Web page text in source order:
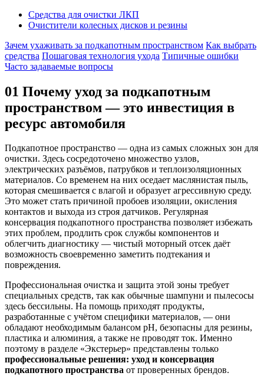
Средства для очистки ЛКП
Очистители колесных дисков и резины
Зачем ухаживать за подкапотным пространством Как выбрать
средства Пошаговая технология ухода Типичные ошибки
Часто задаваемые вопросы
01 Почему уход за подкапотным
пространством — это инвестиция в
ресурс автомобиля
Подкапотное пространство — одна из самых сложных зон для
очистки. Здесь сосредоточено множество узлов,
электрических разъёмов, патрубков и теплоизоляционных
материалов. Со временем на них оседает маслянистая пыль,
которая смешивается с влагой и образует агрессивную среду.
Это может стать причиной пробоев изоляции, окисления
контактов и выхода из строя датчиков. Регулярная
консервация подкапотного пространства позволяет избежать
этих проблем, продлить срок службы компонентов и
облегчить диагностику — чистый моторный отсек даёт
возможность своевременно заметить подтекания и
повреждения.
Профессиональная очистка и защита этой зоны требует
специальных средств, так как обычные шампуни и пылесосы
здесь бессильны. На помощь приходят продукты,
разработанные с учётом специфики материалов, — они
обладают необходимым балансом pH, безопасны для резины,
пластика и алюминия, а также не проводят ток. Именно
поэтому в разделе «Экстерьер» представлены только
профессиональные решения: уход и консервация
подкапотного пространства от проверенных брендов.